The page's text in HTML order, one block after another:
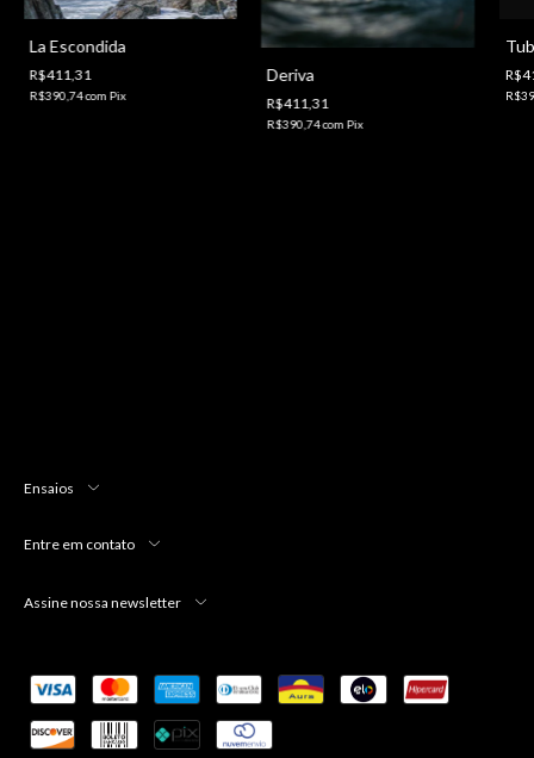
La Escondida
R$411,31
R$390,74com Pix
Deriva
R$411,31
R$390,74com Pix
Ensaios
Entre em contato
Assine nossa newsletter